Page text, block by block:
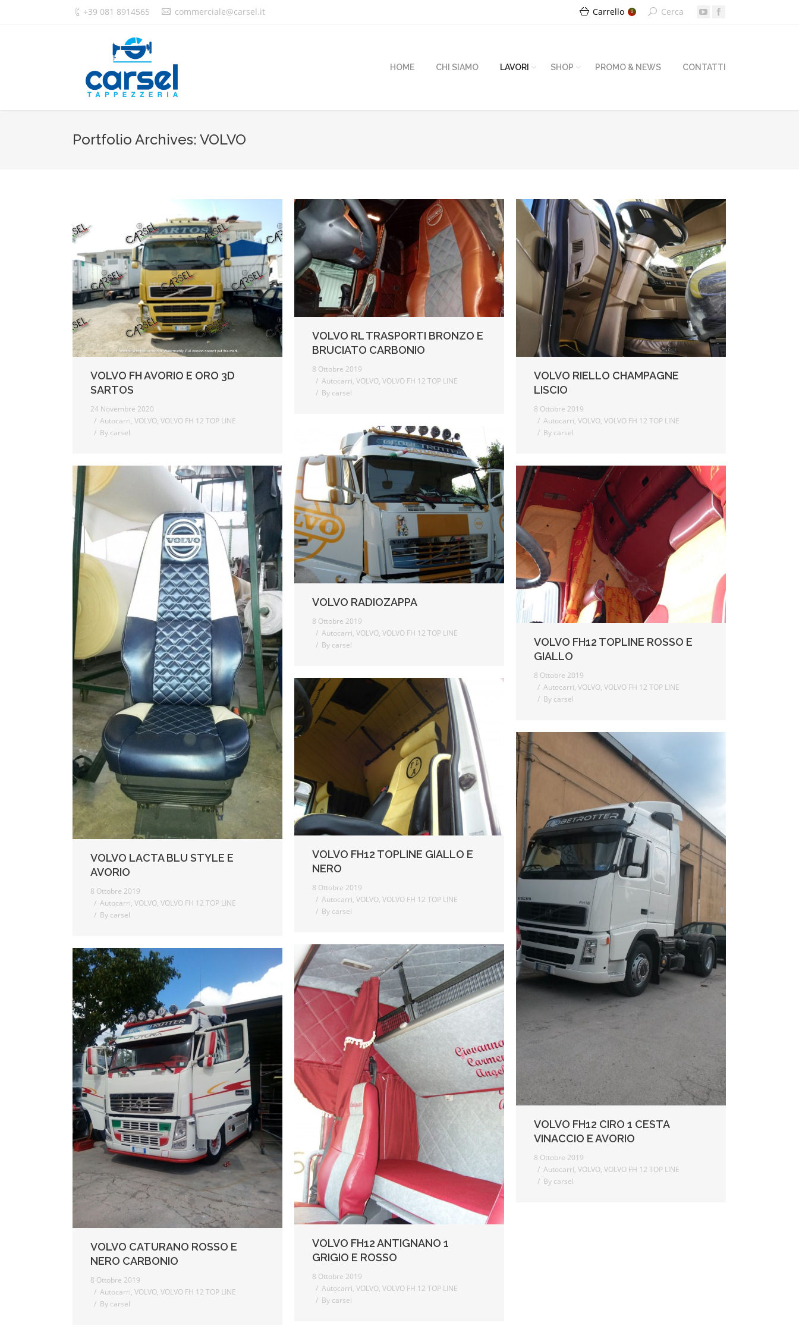
+39 081 8914565 commerciale@carsel.it Carrello 0 Cerca
HOME CHI SIAMO LAVORI SHOP PROMO & NEWS CONTATTI
Portfolio Archives: VOLVO
VOLVO FH AVORIO E ORO 3D
SARTOS
24 Novembre 2020
Autocarri, VOLVO, VOLVO FH 12 TOP LINE
By carsel
VOLVO RL TRASPORTI BRONZO E
BRUCIATO CARBONIO
8 Ottobre 2019
Autocarri, VOLVO, VOLVO FH 12 TOP LINE
By carsel
VOLVO RIELLO CHAMPAGNE
LISCIO
8 Ottobre 2019
Autocarri, VOLVO, VOLVO FH 12 TOP LINE
By carsel
VOLVO RADIOZAPPA
8 Ottobre 2019
Autocarri, VOLVO, VOLVO FH 12 TOP LINE
By carsel
VOLVO LACTA BLU STYLE E
AVORIO
8 Ottobre 2019
Autocarri, VOLVO, VOLVO FH 12 TOP LINE
By carsel
VOLVO FH12 TOPLINE ROSSO E
GIALLO
8 Ottobre 2019
Autocarri, VOLVO, VOLVO FH 12 TOP LINE
By carsel
VOLVO FH12 TOPLINE GIALLO E
NERO
8 Ottobre 2019
Autocarri, VOLVO, VOLVO FH 12 TOP LINE
By carsel
VOLVO FH12 CIRO 1 CESTA
VINACCIO E AVORIO
8 Ottobre 2019
Autocarri, VOLVO, VOLVO FH 12 TOP LINE
By carsel
VOLVO FH12 ANTIGNANO 1
GRIGIO E ROSSO
8 Ottobre 2019
Autocarri, VOLVO, VOLVO FH 12 TOP LINE
By carsel
VOLVO CATURANO ROSSO E
NERO CARBONIO
8 Ottobre 2019
Autocarri, VOLVO, VOLVO FH 12 TOP LINE
By carsel